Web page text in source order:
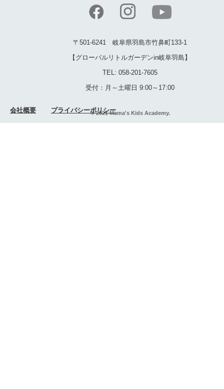
〒501-6241 岐阜県羽島市竹鼻町133-1
【グローバルリトルガーデンin岐阜羽島】
TEL: 058-201-7605
受付：月～土曜日 9:00～17:00
© 2021 Mama's Kids Academy.
会社概要 プライバシーポリシー